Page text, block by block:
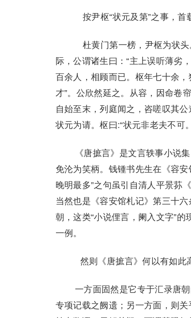
按尹枢“状元及第”之事，首
杜黄门第一榜，尹枢为状头
际，公谓诸生曰：“主上误听薄劣
百余人，相顾而已。枢年七十余，
才”。公欣然延之。从容，因命卷
自始至末，列庭闻之，咨嗟叹其
状元为请。枢曰:“状元非老夫不可
《唐摭言》是文言轶事小说
免沦为笑柄。钱锺书先生在《容
晚明最多”之句虽引自清人平景荪
当然也是《容安馆札记》第三十
朝，这类“小说俚言，阑入文字”
一例。
然则《唐摭言》何以有如此
一方面固然是它专于汇录唐
专项记载之阙遗；另一方面，则